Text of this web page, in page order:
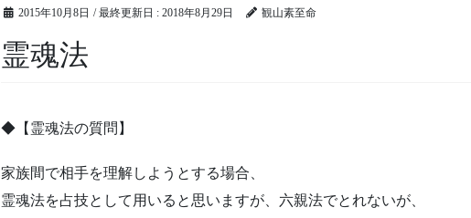
2015年10月8日 / 最終更新日 : 2018年8月29日 観山素至命
霊魂法
◆【霊魂法の質問】
家族間で相手を理解しようとする場合、
霊魂法を占技として用いると思いますが、六親法でとれないが、